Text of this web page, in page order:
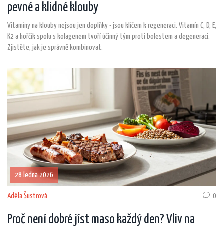
pevné a klidné klouby
Vitamíny na klouby nejsou jen doplňky - jsou klíčem k regeneraci. Vitamín C, D, E,
K2 a hořčík spolu s kolagenem tvoří účinný tým proti bolestem a degeneraci.
Zjistěte, jak je správně kombinovat.
28 ledna 2026
Adéla Šustrová 0
Proč není dobré jíst maso každý den? Vliv na